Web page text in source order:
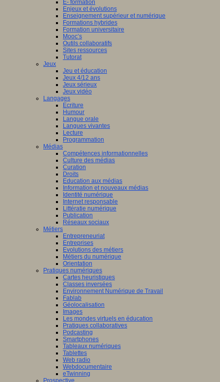
E- formation
Enjeux et évolutions
Enseignement supérieur et numérique
Formations hybrides
Formation universitaire
Mooc’s
Outils collaboratifs
Sites ressources
Tutorat
Jeux
Jeu et éducation
Jeux 4/12 ans
Jeux sérieux
Jeux vidéo
Langages
Ecriture
Humour
Langue orale
Langues vivantes
Lecture
Programmation
Médias
Compétences informationnelles
Culture des médias
Curation
Droits
Education aux médias
Information et nouveaux médias
Identité numérique
Internet responsable
Littératie numérique
Publication
Réseaux sociaux
Métiers
Entrepreneuriat
Entreprises
Evolutions des métiers
Métiers du numérique
Orientation
Pratiques numériques
Cartes heuristiques
Classes inversées
Environnement Numérique de Travail
Fablab
Géolocalisation
Images
Les mondes virtuels en éducation
Pratiques collaboratives
Podcasting
Smartphones
Tableaux numériques
Tablettes
Web radio
Webdocumentaire
eTwinning
Prospective